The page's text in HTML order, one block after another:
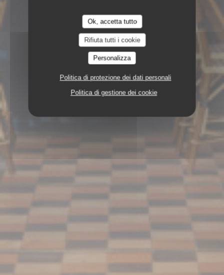
Ok, accetta tutto
Rifiuta tutti i cookie
Personalizza
Politica di protezione dei dati personali
Politica di gestione dei cookie